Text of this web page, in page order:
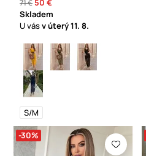
71 € 50 €
Skladem
U vásv úterý11. 8.
S/M
-30%